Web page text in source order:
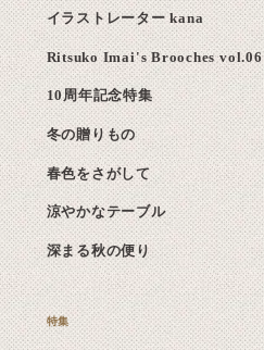
イラストレーター kana
Ritsuko Imai's Brooches vol.06
10周年記念特集
冬の贈りもの
春色をさがして
涼やかなテーブル
深まる秋の便り